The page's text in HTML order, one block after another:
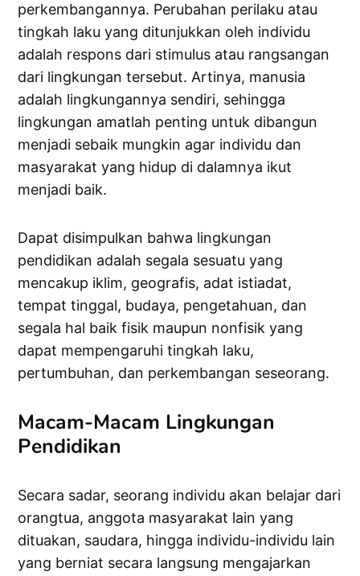
perkembangannya. Perubahan perilaku atau
tingkah laku yang ditunjukkan oleh individu
adalah respons dari stimulus atau rangsangan
dari lingkungan tersebut. Artinya, manusia
adalah lingkungannya sendiri, sehingga
lingkungan amatlah penting untuk dibangun
menjadi sebaik mungkin agar individu dan
masyarakat yang hidup di dalamnya ikut
menjadi baik.
Dapat disimpulkan bahwa lingkungan
pendidikan adalah segala sesuatu yang
mencakup iklim, geografis, adat istiadat,
tempat tinggal, budaya, pengetahuan, dan
segala hal baik fisik maupun nonfisik yang
dapat mempengaruhi tingkah laku,
pertumbuhan, dan perkembangan seseorang.
Macam-Macam Lingkungan
Pendidikan
Secara sadar, seorang individu akan belajar dari
orangtua, anggota masyarakat lain yang
dituakan, saudara, hingga individu-individu lain
yang berniat secara langsung mengajarkan